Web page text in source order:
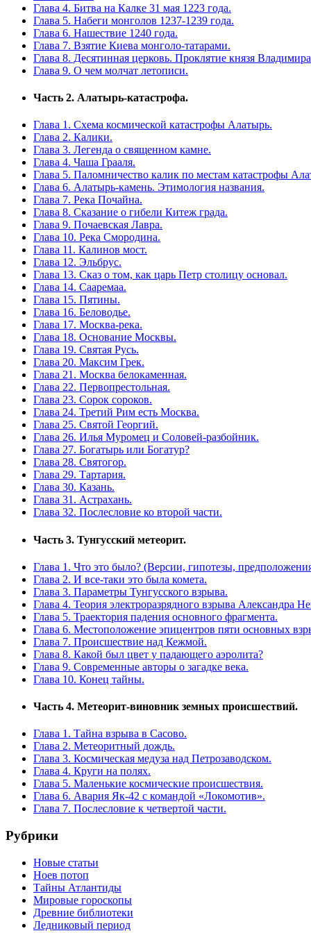
Глава 4. Битва на Калке 31 мая 1223 года.
Глава 5. Набеги монголов 1237-1239 года.
Глава 6. Нашествие 1240 года.
Глава 7. Взятие Киева монголо-татарами.
Глава 8. Десятинная церковь. Проклятие князя
Глава 9. О чем молчат летописи.
Часть 2. Алатырь-катастрофа.
Глава 1. Схема космической катастрофы Алатырь.
Глава 2. Калики.
Глава 3. Легенда о священном камне.
Глава 4. Чаша Грааля.
Глава 5. Паломничество калик по местам катастрофы
Глава 6. Алатырь-камень. Этимология названия.
Глава 7. Река Почайна.
Глава 8. Сказание о гибели Китеж града.
Глава 9. Почаевская Лавра.
Глава 10. Река Смородина.
Глава 11. Калинов мост.
Глава 12. Эльбрус.
Глава 13. Сказ о том, как царь Петр столицу основал.
Глава 14. Сааремаа.
Глава 15. Пятины.
Глава 16. Беловодье.
Глава 17. Москва-река.
Глава 18. Основание Москвы.
Глава 19. Святая Русь.
Глава 20. Максим Грек.
Глава 21. Москва белокаменная.
Глава 22. Первопрестольная.
Глава 23. Сорок сороков.
Глава 24. Третий Рим есть Москва.
Глава 25. Святой Георгий.
Глава 26. Илья Муромец и Соловей-разбойник.
Глава 27. Богатырь или Богатур?
Глава 28. Святогор.
Глава 29. Тартария.
Глава 30. Казань.
Глава 31. Астрахань.
Глава 32. Послесловие ко второй части.
Часть 3. Тунгусский метеорит.
Глава 1. Что это было? (Версии, гипотезы,
Глава 2. И все-таки это была комета.
Глава 3. Параметры Тунгусского взрыва.
Глава 4. Теория электроразрядного взрыва Александра
Глава 5. Траектория падения основного фрагмента.
Глава 6. Местоположение эпицентров пяти основных
Глава 7. Происшествие над Кежмой.
Глава 8. Какой был цвет у падающего аэролита?
Глава 9. Современные авторы о загадке века.
Глава 10. Конец тайны.
Часть 4. Метеорит-виновник земных происшествий.
Глава 1. Тайна взрыва в Сасово.
Глава 2. Метеоритный дождь.
Глава 3. Космическая медуза над Петрозаводском.
Глава 4. Круги на полях.
Глава 5. Маленькие космические происшествия.
Глава 6. Авария Як-42 с командой «Локомотив».
Глава 7. Послесловие к четвертой части.
Рубрики
Новые статьи
Ноев потоп
Тайны Атлантиды
Мировые гороскопы
Древние библиотеки
Ледниковый период